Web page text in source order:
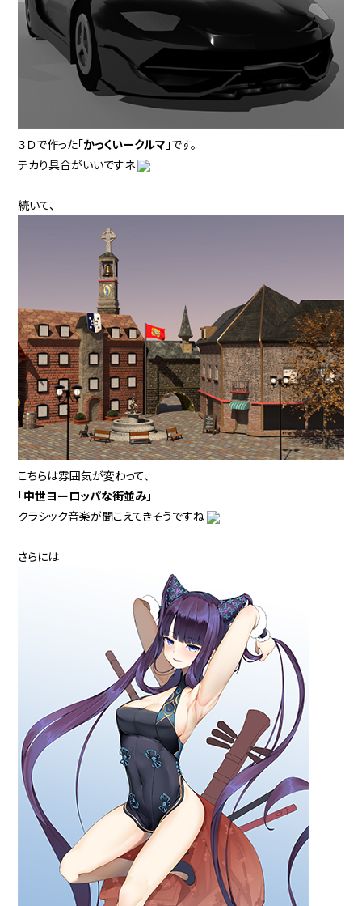
３Ｄで作った「かっくいークルマ 」です。
テカり具合がいいですネ
続いて、
こちらは雰囲気が変わって、
「中世ヨーロッパな街並み 」
クラシック音楽が聞こえてきそうですね
さらには